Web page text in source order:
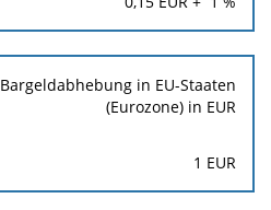
Bargeldabhebung in EU-Staaten
(Eurozone) in EUR
1 EUR